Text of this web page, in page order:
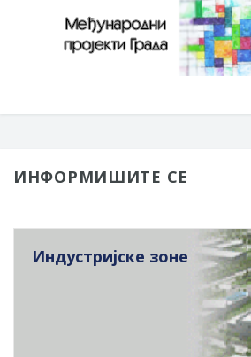
ИНФОРМИШИТЕ СЕ
Индустријске зоне